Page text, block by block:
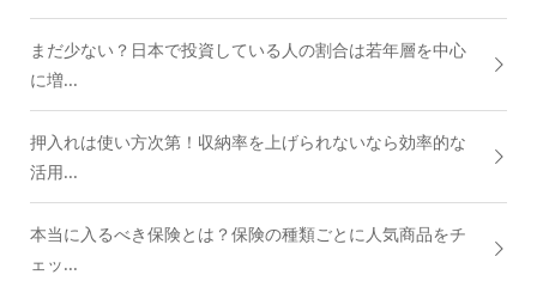
まだ少ない？日本で投資している人の割合は若年層を中心
に増...
押入れは使い方次第！収納率を上げられないなら効率的な
活用...
本当に入るべき保険とは？保険の種類ごとに人気商品をチ
ェッ...